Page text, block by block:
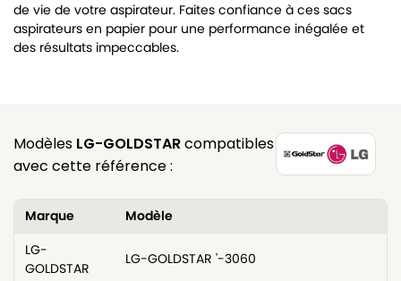
de vie de votre aspirateur. Faites confiance à ces sacs
aspirateurs en papier pour une performance inégalée et
des résultats impeccables.
Modèles LG-GOLDSTARcompatibles
avec cette référence :
Marque
Modèle
LG-
GOLDSTAR
LG-GOLDSTAR '-3060